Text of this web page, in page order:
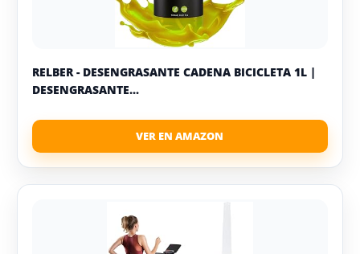
RELBER - DESENGRASANTE CADENA BICICLETA 1L |
DESENGRASANTE...